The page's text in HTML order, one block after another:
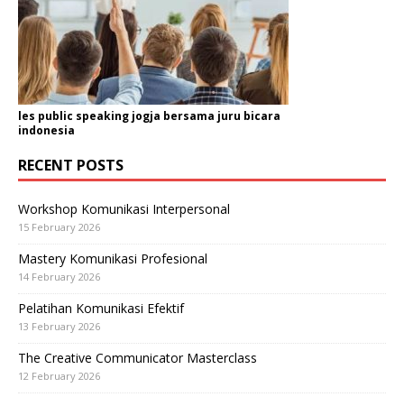
les public speaking jogja bersama juru bicara
indonesia
RECENT POSTS
Workshop Komunikasi Interpersonal
15 February 2026
Mastery Komunikasi Profesional
14 February 2026
Pelatihan Komunikasi Efektif
13 February 2026
The Creative Communicator Masterclass
12 February 2026